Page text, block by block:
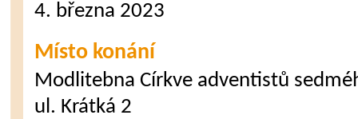
4. března 2023
Místo konání
Modlitebna Církve adventistů
ul. Krátká 2